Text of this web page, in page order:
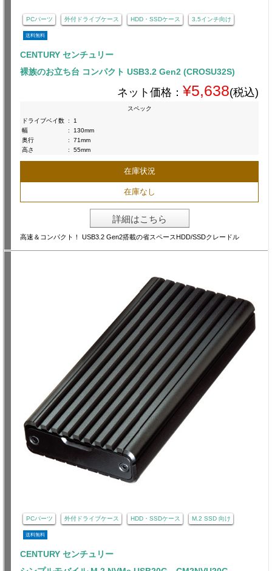
PCパーツ 外付ドライブケース HDD・SSDケース 3.5インチ向け
送料無料
CENTURY センチュリー
裸族のお立ち台 コンパクト USB3.2 Gen2 (CROSU32S)
ネット価格： ¥5,638(税込)
スペック
ドライブベイ数 :
1
幅
:
130mm
奥行
:
71mm
高さ
: 55mm
在庫状況
在庫なし
詳細はこちら
高速＆コンパクト！ USB3.2 Gen2搭載の省スペースHDD/SSDクレードル
PCパーツ 外付ドライブケース HDD・SSDケース M.2 SSD 向け
送料無料
CENTURY センチュリー